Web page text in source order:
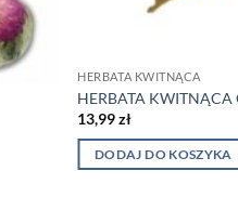
HERBATA KWITNĄCA
HERBATA KWITNĄCA
13,99zł
DODAJ DO KOSZYKA